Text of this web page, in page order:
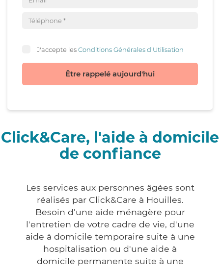
J'accepte lesConditions Générales d'Utilisation
Être rappelé aujourd'hui
Click&Care, l'aide à domicile
de confiance
Les services aux personnes âgées sont
réalisés par Click&Care à Houilles.
Besoin d'une aide ménagère pour
l'entretien de votre cadre de vie, d'une
aide à domicile temporaire suite à une
hospitalisation ou d'une aide à
domicile permanente suite à une